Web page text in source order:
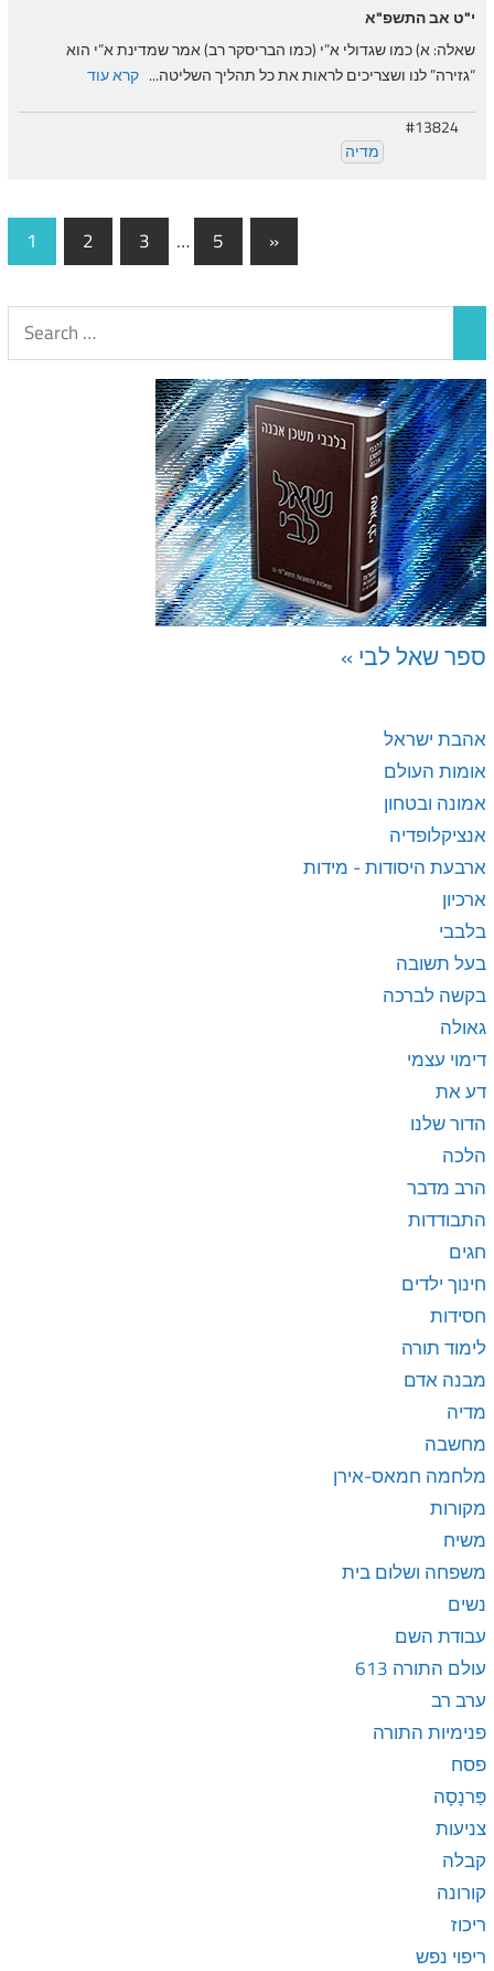
י"ט אב התשפ"א
שאלה: א) כמו שגדולי א”י (כמו הבריסקר רב) אמר שמדינת א”י הוא
“גזירה” לנו ושצריכים לראות את כל תהליך השליטה... קרא עוד
#13824
מדיה
Posts
navigation
1 2 3 … 5
Next
Posts
»
ספר שאל לבי »
אהבת ישראל
אומות העולם
אמונה ובטחון
אנציקלופדיה
ארבעת היסודות - מידות
ארכיון
בלבבי
בעל תשובה
בקשה לברכה
גאולה
דימוי עצמי
דע את
הדור שלנו
הלכה
הרב מדבר
התבודדות
חגים
חינוך ילדים
חסידות
לימוד תורה
מבנה אדם
מדיה
מחשבה
מלחמה חמאס-אירן
מקורות
משיח
משפחה ושלום בית
נשים
עבודת השם
עולם התורה 613
ערב רב
פנימיות התורה
פסח
פַּרנָסָה
צניעות
קבלה
קורונה
ריכוז
ריפוי נפש